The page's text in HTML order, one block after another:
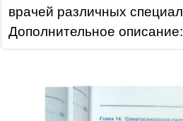
врачей различных
Дополнительное описание: